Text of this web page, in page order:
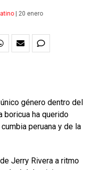
20 enero
género dentro del
boricua ha querido
peruana y de la
Jerry Rivera a ritmo